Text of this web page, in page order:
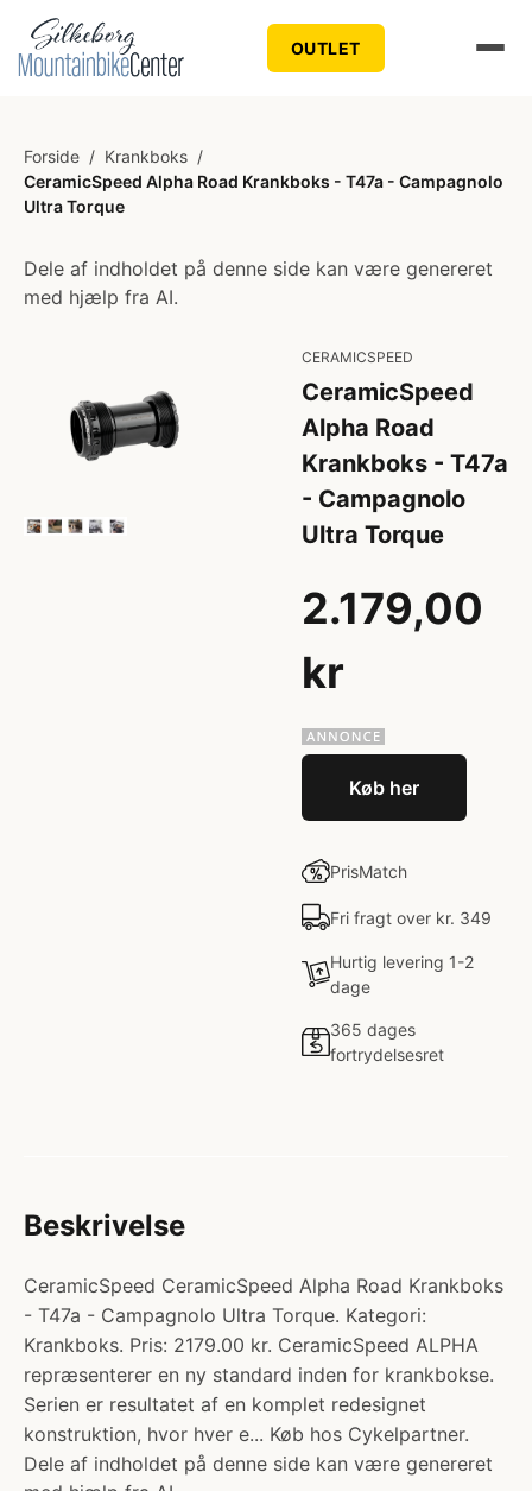
OUTLET
Forside / Krankboks /
CeramicSpeed Alpha Road Krankboks - T47a - Campagnolo
Ultra Torque
Dele af indholdet på denne side kan være genereret
med hjælp fra AI.
CERAMICSPEED
CeramicSpeed
Alpha Road
Krankboks - T47a
- Campagnolo
Ultra Torque
2.179,00
kr
Køb her
PrisMatch
Fri fragt over kr. 349
Hurtig levering 1-2
dage
365 dages
fortrydelsesret
Beskrivelse
CeramicSpeed CeramicSpeed Alpha Road Krankboks
- T47a - Campagnolo Ultra Torque. Kategori:
Krankboks. Pris: 2179.00 kr. CeramicSpeed ALPHA
repræsenterer en ny standard inden for krankbokse.
Serien er resultatet af en komplet redesignet
konstruktion, hvor hver e... Køb hos Cykelpartner.
Dele af indholdet på denne side kan være genereret